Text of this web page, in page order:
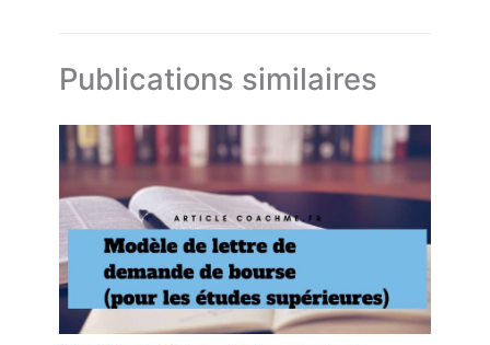
Publications similaires